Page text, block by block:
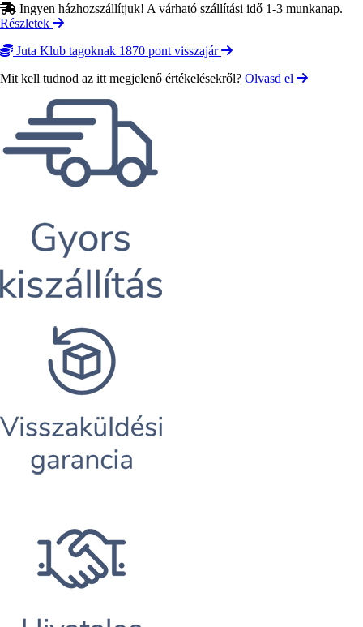
Ingyen házhozszállítjuk! A várható szállítási idő 1-3 munkanap.
Részletek
Juta Klub tagoknak 1870 pont visszajár
Mit kell tudnod az itt megjelenő értékelésekről? Olvasd el